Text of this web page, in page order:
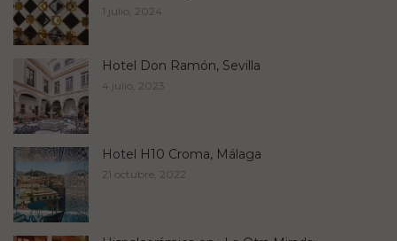
1 julio, 2024
Hotel Don Ramón, Sevilla
4 julio, 2023
Hotel H10 Croma, Málaga
21 octubre, 2022